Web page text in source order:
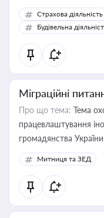
корисне для власника
бухгалтера під час
державного майна,
статусу суб'єктів
Страхова діяльність
Будівельна
Міграційні
Про що тема: Тема
працевлаштування
громадянства України
Митниця та ЗЕД